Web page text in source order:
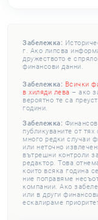
Забележка:
г. Ако липсва
дружеството е
финансови данни.
Забележка: Всички
в хиляди лева – ако
вероятно те са
години.
Забележка:
публикуваните от
много редки случаи
или неточно
вътрешни контроли
редактор. Това
които всяка година
ние поправяме
компании. Ако
или в други
ескалираме